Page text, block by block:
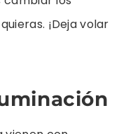
¡Deja volar